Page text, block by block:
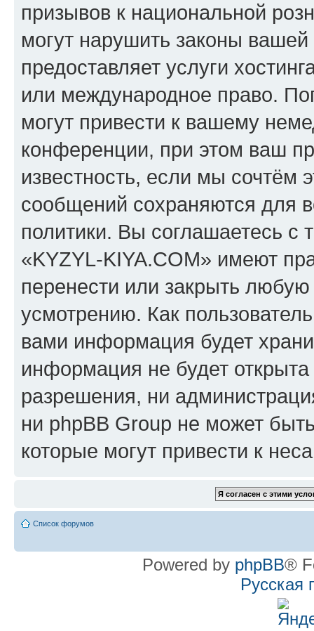
призывов к национальной
могут нарушить законы
предоставляет услуги
или международное право.
могут привести к вашему
конференции, при этом ваш
известность, если мы сочтём
сообщений сохраняются для
политики. Вы соглашаетесь
«KYZYL-KIYA.COM» имеют
перенести или закрыть
усмотрению. Как
вами информация будет
информация не будет
разрешения, ни
ни phpBB Group не может
которые могут привести к
Список форумов
Powered by phpBB®
Русская